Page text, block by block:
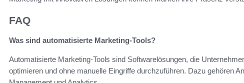
FAQ
Was sind automatisierte Marketing-Tools?
Automatisierte Marketing-Tools sind Softwarelösungen, die
optimieren und ohne manuelle Eingriffe durchzuführen. Dazu gehören